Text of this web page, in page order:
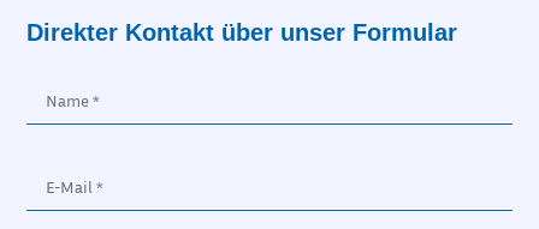
Direkter Kontakt über unser Formular